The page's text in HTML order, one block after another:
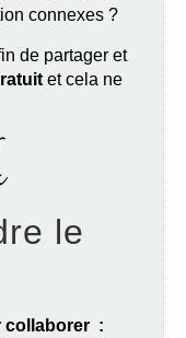
connexes ?
de partager et
et cela ne
le
collaborer :